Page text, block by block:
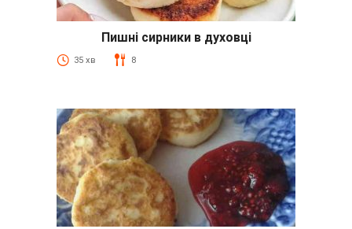
Пишні сирники в духовці
35 хв 8